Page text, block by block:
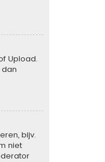
Upload.
bijv.
niet